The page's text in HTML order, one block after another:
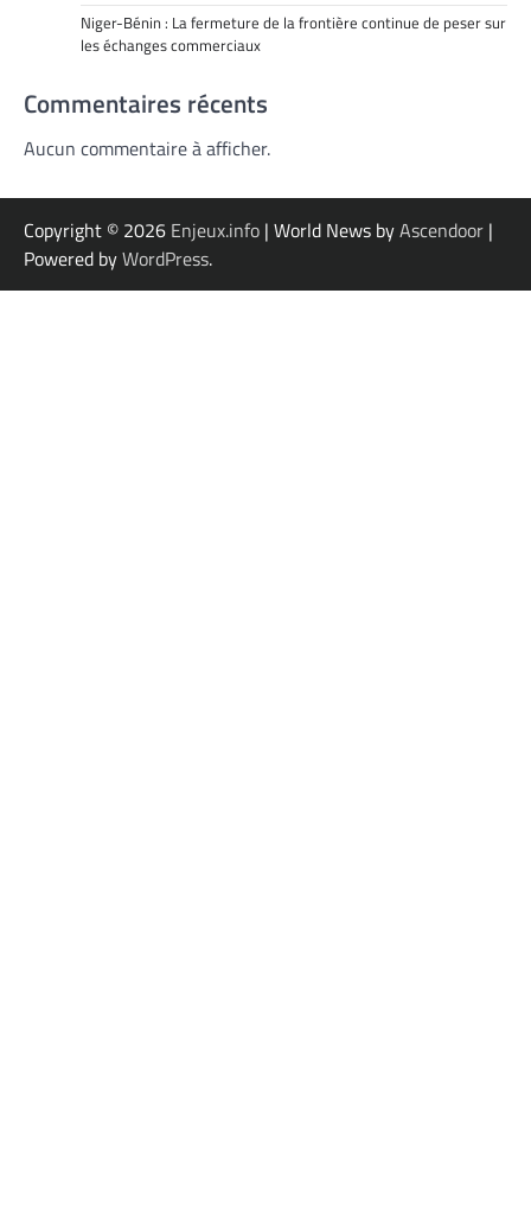
Niger-Bénin : La fermeture de la frontière continue de peser sur
les échanges commerciaux
Commentaires récents
Aucun commentaire à afficher.
Copyright © 2026 Enjeux.info | World News byAscendoor |
Powered byWordPress.